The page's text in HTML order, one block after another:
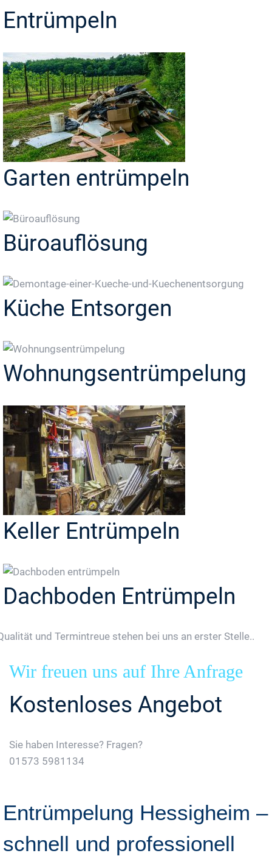
Entrümpeln
Garten entrümpeln
Büroauflösung
Küche Entsorgen
Wohnungsentrümpelung
Keller Entrümpeln
Dachboden Entrümpeln
und Termintreue stehen bei uns an erster Stelle..
Wir freuen uns auf Ihre Anfrage
Kostenloses Angebot
Sie haben Interesse? Fragen?
01573 5981134
Entrümpelung Hessigheim –
schnell und professionell